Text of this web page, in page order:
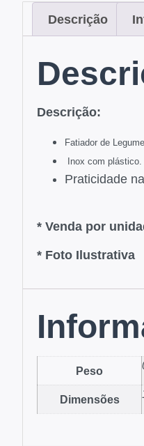
Descrição
Descrição:
Fatiador de
Inox com plástico.
Praticidade
* Venda por
* Foto Ilustrativa
Peso
Dimensões